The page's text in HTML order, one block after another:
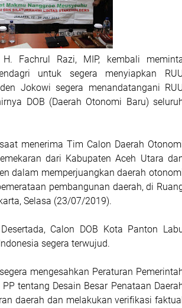
Fachrul Razi, MIP, kembali
untuk segera menyiapkan
Jokowi segera menandatangani
DOB (Daerah Otonomi Baru)
menerima Tim Calon Daerah
dari Kabupaten Aceh Utara
dalam memperjuangkan daerah
pembangunan daerah, di
Selasa (23/07/2019).
Calon DOB Kota Panton
segera terwujud.
mengesahkan Peraturan
tentang Desain Besar Penataan
daerah dan melakukan verifikasi